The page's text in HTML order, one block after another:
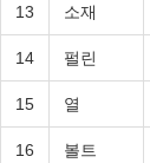
13 소재
14 펄린
15 열
16 볼트